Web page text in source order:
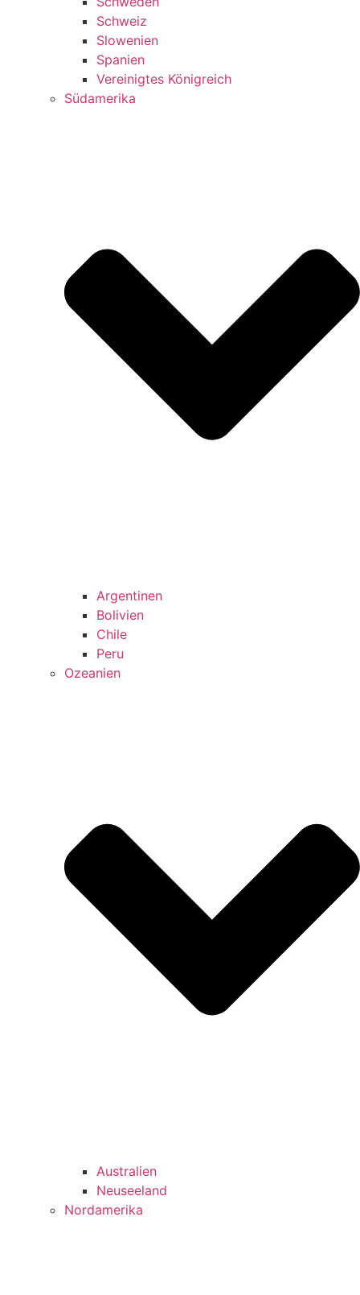
Schweiz
Slowenien
Spanien
Vereinigtes Königreich
Südamerika
Argentinen
Bolivien
Chile
Peru
Ozeanien
Australien
Neuseeland
Nordamerika